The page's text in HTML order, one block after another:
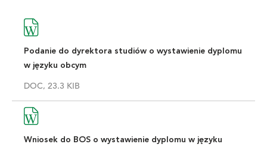
Podanie do dyrektora studiów o wystawienie dyplomu
w języku obcym
DOC, 23.3 KIB
Wniosek do BOS o wystawienie dyplomu w języku